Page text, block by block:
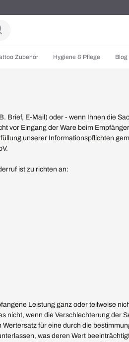
Zubehör Hygiene & Pflege Blog
Brief, E-Mail) oder - wenn Ihnen die
vor Eingang der Ware beim
unserer Informationspflichten
ist zu richten an:
Leistung ganz oder teilweise
wenn die Verschlechterung der
für eine durch die
was deren Wert